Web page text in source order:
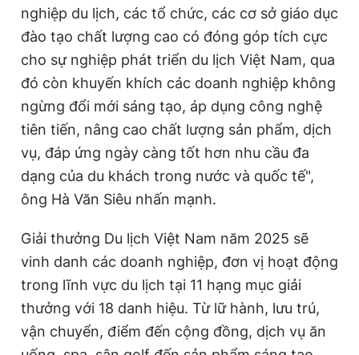
nghiệp du lịch, các tổ chức, các cơ sở giáo dục
đào tạo chất lượng cao có đóng góp tích cực
cho sự nghiệp phát triển du lịch Việt Nam, qua
đó còn khuyến khích các doanh nghiệp không
ngừng đổi mới sáng tạo, áp dụng công nghệ
tiên tiến, nâng cao chất lượng sản phẩm, dịch
vụ, đáp ứng ngày càng tốt hơn nhu cầu đa
dạng của du khách trong nước và quốc tế",
ông Hà Văn Siêu nhấn mạnh.
Giải thưởng Du lịch Việt Nam năm 2025 sẽ
vinh danh các doanh nghiệp, đơn vị hoạt động
trong lĩnh vực du lịch tại 11 hạng mục giải
thưởng với 18 danh hiệu. Từ lữ hành, lưu trú,
vận chuyển, điểm đến cộng đồng, dịch vụ ăn